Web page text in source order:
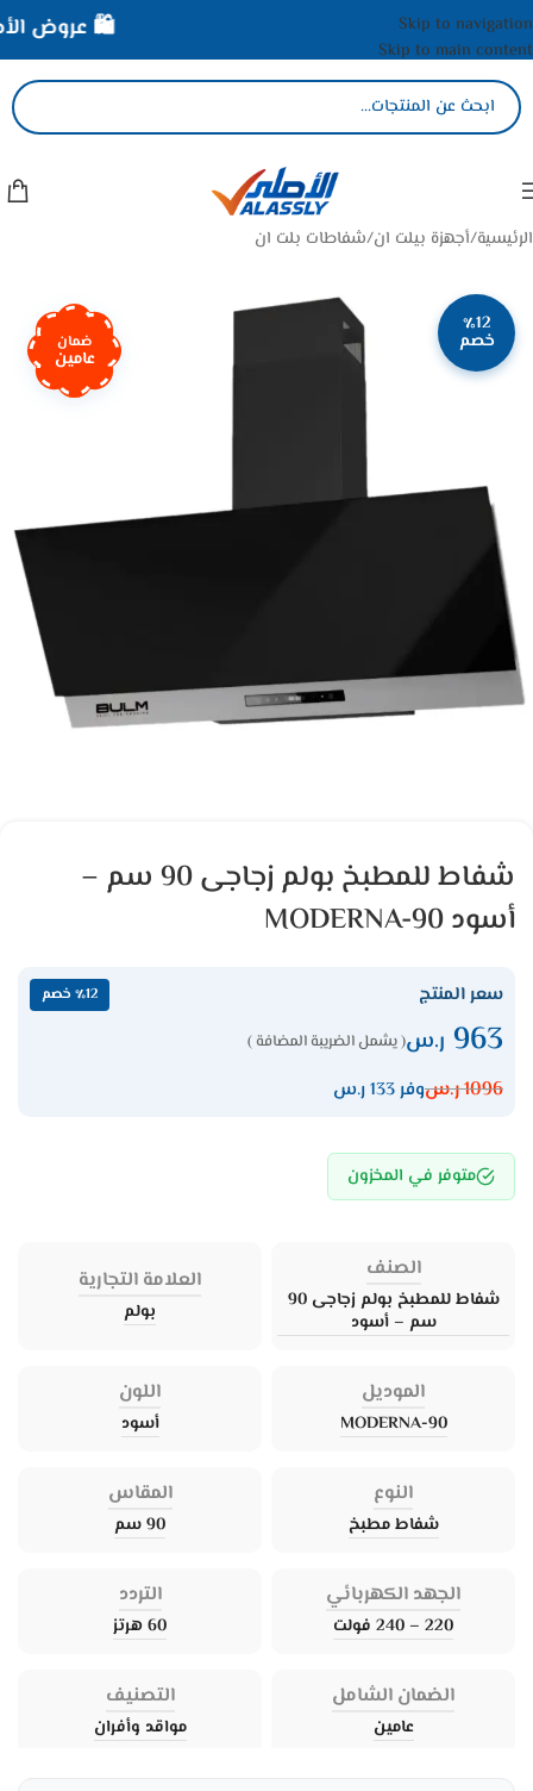
Skip to navigation
Skip to main content
الرئيسية/أجهزة بيلت ان/شفاطات بلت ان
٪12
خصم ضمان
عامين
شفاط للمطبخ بولم زجاجى 90 سم –
أسود MODERNA-90
سعر المنتج ٪12 خصم
963 ر.س( يشمل الضريبة المضافة )
1096ر.سوفر 133 ر.س
متوفر في المخزون
الصنف
شفاط للمطبخ بولم زجاجى 90
سم – أسود
العلامة التجارية
بولم
الموديل
MODERNA-90
اللون
أسود
النوع
شفاط مطبخ
المقاس
90 سم
الجهد الكهربائي
220 – 240 فولت
التردد
60 هرتز
الضمان الشامل
عامين
التصنيف
مواقد وأفران
🛍️ عروض